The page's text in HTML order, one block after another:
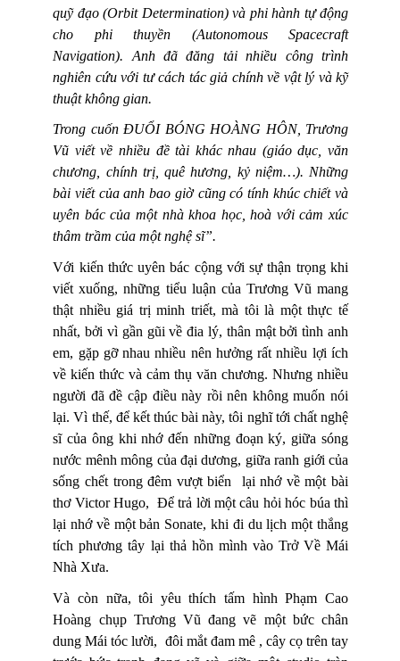
quỹ đạo (Orbit Determination) và phi hành tự động
cho phi thuyền (Autonomous Spacecraft
Navigation). Anh đã đăng tải nhiều công trình
nghiên cứu với tư cách tác giả chính về vật lý và kỹ
thuật không gian.
Trong cuốn ĐUỔI BÓNG HOÀNG HÔN, Trương
Vũ viết về nhiều đề tài khác nhau (giáo dục, văn
chương, chính trị, quê hương, kỷ niệm…). Những
bài viết của anh bao giờ cũng có tính khúc chiết và
uyên bác của một nhà khoa học, hoà với cảm xúc
thâm trầm của một nghệ sĩ”.
Với kiến thức uyên bác cộng với sự thận trọng khi
viết xuống, những tiểu luận của Trương Vũ mang
thật nhiều giá trị minh triết, mà tôi là một thực tế
nhất, bởi vì gần gũi về đia lý, thân mật bởi tình anh
em, gặp gỡ nhau nhiều nên hưởng rất nhiều lợi ích
về kiến thức và cảm thụ văn chương. Nhưng nhiều
người đã đề cập điều này rồi nên không muốn nói
lại. Vì thế, để kết thúc bài này, tôi nghĩ tới chất nghệ
sĩ của ông khi nhớ đến những đoạn ký, giữa sóng
nước mênh mông của đại dương, giữa ranh giới của
sống chết trong đêm vượt biển
lại nhớ về một bài
thơ Victor Hugo, Để trả lời một câu hỏi hóc búa thì
lại nhớ về một bản Sonate, khi đi du lịch một thắng
tích phương tây lại thả hồn mình vào Trở Về Mái
Nhà Xưa.
Và còn nữa, tôi yêu thích tấm hình Phạm Cao
Hoàng chụp Trương Vũ đang vẽ một bức chân
dung Mái tóc lười, đôi mắt đam mê , cây cọ trên tay